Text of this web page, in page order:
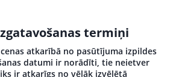
termiņi
atkarībā no pasūtījuma izpildes
datumi ir norādīti, tie neietver
ir atkarīgs no vēlāk izvēlētā